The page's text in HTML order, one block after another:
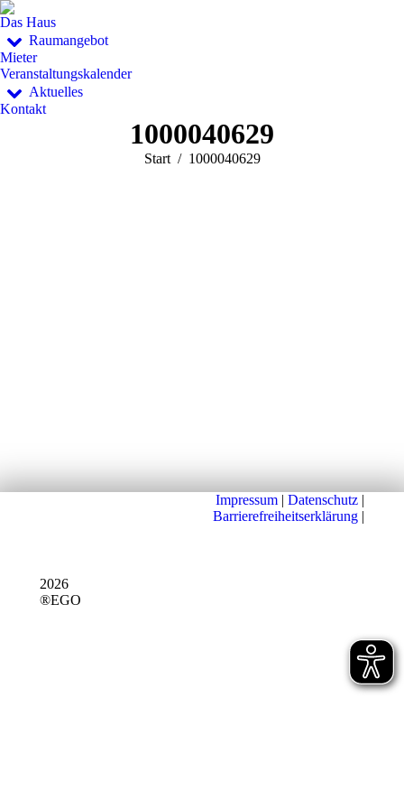
Das Haus
Raumangebot
Mieter
Veranstaltungskalender
Aktuelles
Kontakt
1000040629
Sie befinden sich hier:
Start 1000040629
2026
®EGO
Impressum | Datenschutz |
Barrierefreiheitserklärung |